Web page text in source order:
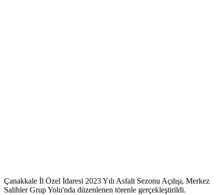
Çanakkale İl Özel İdaresi 2023 Yılı Asfalt Sezonu Açılışı, Merkez
Salihler Grup Yolu'nda düzenlenen törenle gerçekleştirildi.